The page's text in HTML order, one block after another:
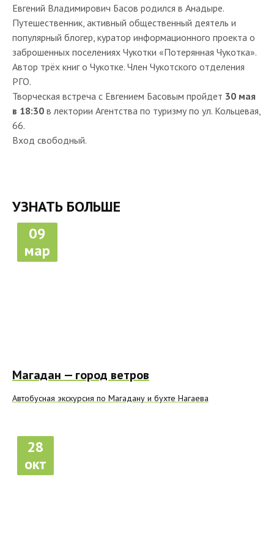
Евгений Владимирович Басов родился в Анадыре.
Путешественник, активный общественный деятель и
популярный блогер, куратор информационного проекта о
заброшенных поселениях Чукотки «Потерянная Чукотка».
Автор трёх книг о Чукотке. Член Чукотского отделения
РГО.
Творческая встреча с Евгением Басовым пройдет 30 мая
в 18:30 в лектории Агентства по туризму по ул. Кольцевая,
66.
Вход свободный.
УЗНАТЬ БОЛЬШЕ
09
мар
Магадан — город ветров
Автобусная экскурсия по Магадану и бухте Нагаева
28
окт